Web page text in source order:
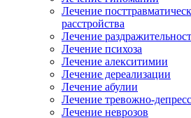
Лечение
расстройства
Лечение
Лечение психоза
Лечение алекситимии
Лечение дереализации
Лечение абулии
Лечение тревожно-
Лечение неврозов